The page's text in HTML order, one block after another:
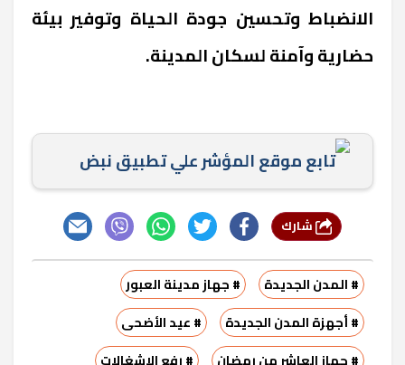
الانضباط وتحسين جودة الحياة وتوفير بيئة
حضارية وآمنة لسكان المدينة.
تابع موقع المؤشر علي تطبيق نبض
# المدن الجديدة
# جهاز مدينة العبور
# أجهزة المدن الجديدة
# عيد الأضحى
# جهاز العاشر من رمضان
# رفع الإشغالات